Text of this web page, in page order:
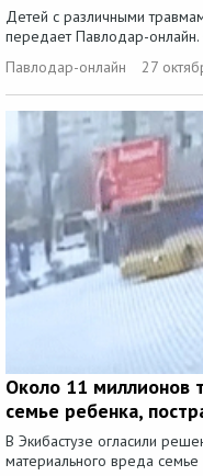
Детей с различными
передает Павлодар-
Павлодар-онлайн
27
Около 11 миллионов
семье ребенка,
В Экибастузе огласили
материального вреда